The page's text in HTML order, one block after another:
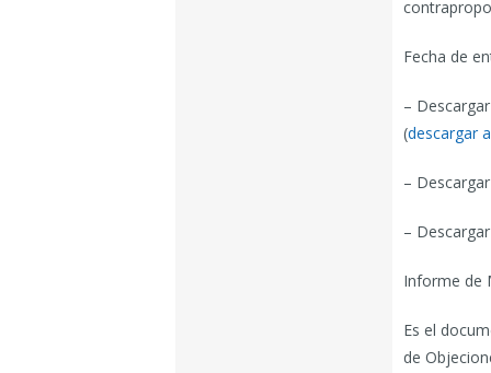
Fecha de
–
(descargar
–
–
Informe de
Es el
de